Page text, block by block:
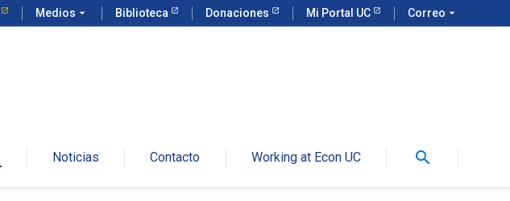
Medios arrow_drop_down Biblioteca Donaciones Mi Portal UC Correo arrow_drop_down
Noticias Contacto Working at Econ UC search